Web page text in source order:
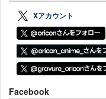
Xアカウント
Facebook